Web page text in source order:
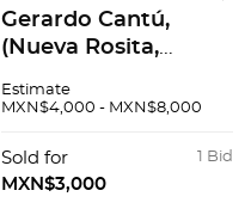
Gerardo Cantú,
(Nueva Rosita,
Monterrey, Nuevo
de cuatro ciénegas,
Grabado, firmado y
Estimate
MXN$4,000 - MXN$8,000
1 Bid
Sold for
MXN$3,000